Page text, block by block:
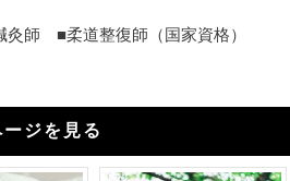
灸師 ■柔道整復師（国家資格）
ジを見る